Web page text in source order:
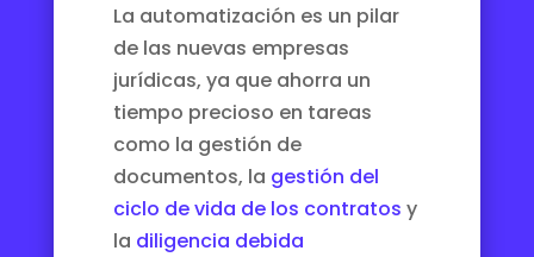
La automatización es un pilar
de las nuevas empresas
jurídicas, ya que ahorra un
tiempo precioso en tareas
como la gestión de
documentos, la gestión del
ciclo de vida de los contratos y
la diligencia debida